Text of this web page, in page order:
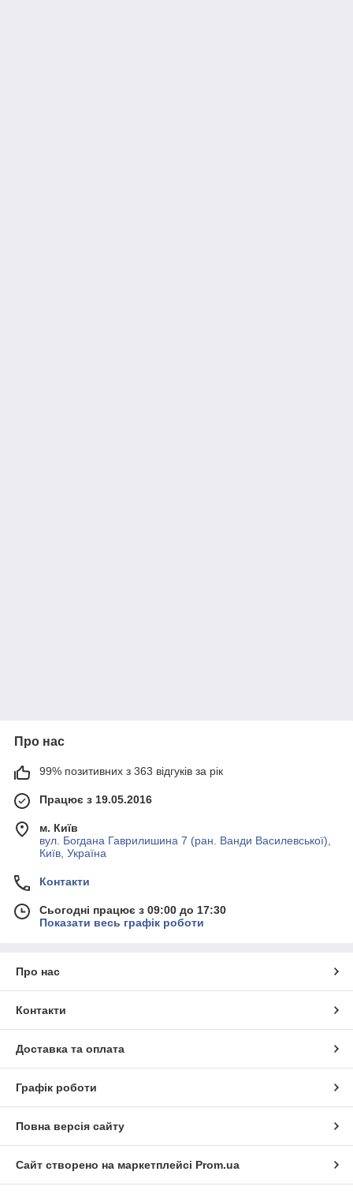
Про нас
99% позитивних з 363 відгуків за рік
Працює з 19.05.2016
м. Київ
вул. Богдана Гаврилишина 7 (ран. Ванди Василевської),
Київ, Україна
Контакти
Сьогодні працює з 09:00 до 17:30
Показати весь графік роботи
Про нас
Контакти
Доставка та оплата
Графік роботи
Повна версія сайту
Сайт створено на маркетплейсі Prom.ua